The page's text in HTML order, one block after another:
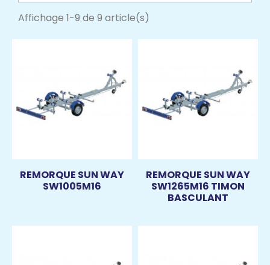
Affichage 1-9 de 9 article(s)
REMORQUE SUN WAY
SW1005M16
REMORQUE SUN WAY
SW1265M16 TIMON
BASCULANT